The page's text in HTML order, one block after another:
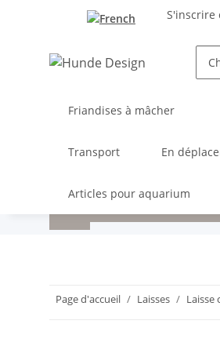
S'inscrire
Friandises à mâcher
Transport En
Articles pour aquarium
Page d'accueil Laisses Laisse